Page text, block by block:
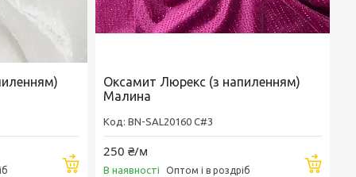
Купити
Оксамит Люрекс (з напиленням)
Малина
BN-SAL20160 C#3
250 ₴/м
В наявності Оптом і в роздріб